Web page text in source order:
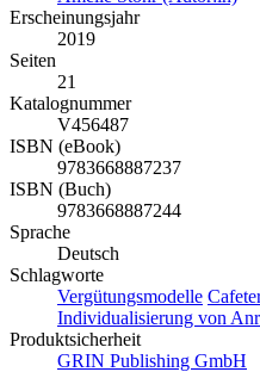
Erscheinungsjahr
2019
Seiten
21
Katalognummer
V456487
ISBN (eBook)
9783668887237
ISBN (Buch)
9783668887244
Sprache
Deutsch
Schlagworte
Vergütungsmodelle
Individualisierung von
Produktsicherheit
GRIN Publishing GmbH